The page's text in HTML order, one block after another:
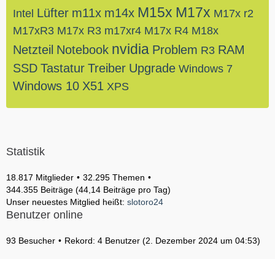
Intel Lüfter m11x m14x M15x M17x M17x r2
M17xR3 M17x R3 m17xr4 M17x R4 M18x
Netzteil Notebook nvidia Problem R3 RAM
SSD Tastatur Treiber Upgrade Windows 7
Windows 10 X51 XPS
Statistik
18.817 Mitglieder
32.295 Themen
344.355 Beiträge (44,14 Beiträge pro Tag)
Unser neuestes Mitglied heißt: slotoro24
Benutzer online
93 Besucher Rekord: 4 Benutzer (2. Dezember 2024 um 04:53)